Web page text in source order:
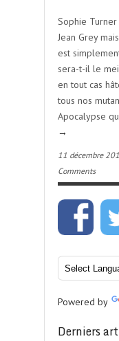
Sophie
Jean Grey
est
sera-t-il le
en tout cas
tous nos
Apocalypse
→
11 décembre
Comments
Powered by
Derniers